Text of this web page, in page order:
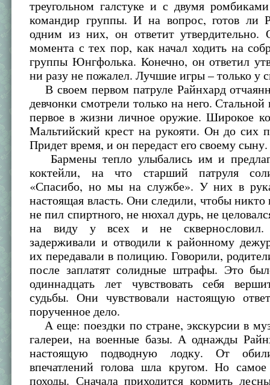
треугольном галстуке и с двумя
командир группы. И на вопрос, готов ли
одним из них, он ответит утвердительно.
момента с тех пор, как начал ходить на
группы Юнгфолька. Конечно, он ответил
ни разу не пожалел. Лучшие игры – только у
В своем первом патруле Райнхард
девчонки смотрели только на него.
первое в жизни личное оружие. Широкое
Мальтийский крест на рукояти. Он до сих
Придет время, и он передаст его своему сыну.
Бармены тепло улыбались им и
коктейли, на что старший патруля
«Спасибо, но мы на службе». У них в
настоящая власть. Они следили, чтобы никто
не пил спиртного, не нюхал дурь, не
на виду у всех и не сквернословил.
задерживали и отводили к районному
их передавали в полицию. Говорили,
после заплатят солидные штрафы. Это
одиннадцать лет чувствовать себя
судьбы. Они чувствовали настоящую
порученное дело.
А еще: поездки по стране, экскурсии в
галереи, на военные базы. А однажды
настоящую подводную лодку. От
впечатлений голова шла кругом. Но
походы. Сначала приходится кормить